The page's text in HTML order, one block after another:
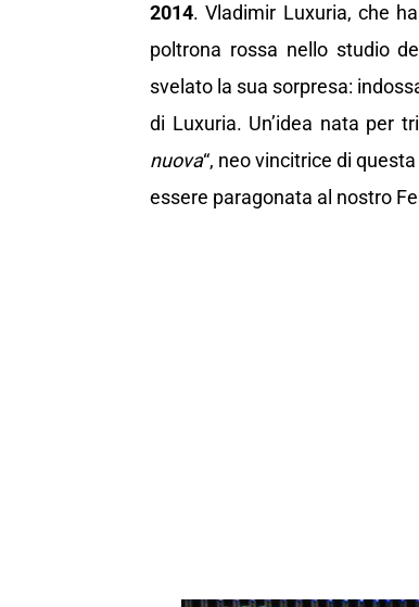
2014. Vladimir Luxuria, che
poltrona rossa nello studio
svelato la sua sorpresa:
di Luxuria. Un’idea nata per
nuova“, neo vincitrice di
essere paragonata al nostro